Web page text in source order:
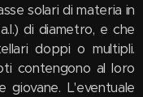
solari di materia in
di diametro, e che
doppi o multipli.
contengono al loro
L'eventuale